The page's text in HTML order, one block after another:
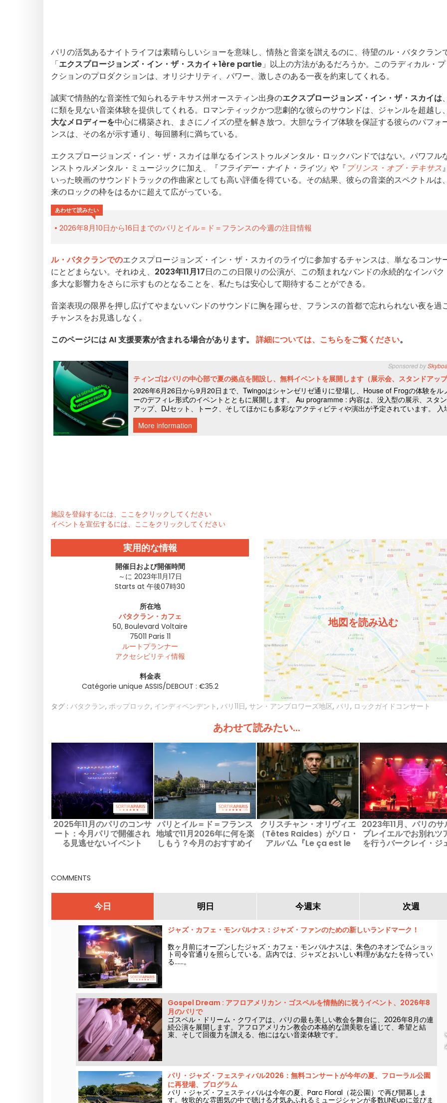
パリの活気あるナイトライフは素晴らしいショーを意味し、情熱と音楽を讃えるのに、待望のル・バタクラン
「エクスプロージョンズ・イン・ザ・スカイ＋1ère partie 」以上の方法があるだろうか。このラディカル・
クションのプロダクションは、オリジナリティ、パワー、激しさのある一夜を約束してくれる。
誠実で情熱的な音楽性で知られるテキサス州オースティン出身のエクスプロージョンズ・イン・ザ・スカイは
に類を見ない音楽体験を提供してくれる。ロマンティックかつ悲劇的な彼らのサウンドは、ジャンルを超越し
大なメロディーを中心に構築され、まさにノイズの壁を解き放つ。大胆なライブ体験を保証する彼らのパフォ
ンスは、その名が示す通り、毎回勝利に満ちている。
エクスプロージョンズ・イン・ザ・スカイは単なるインストゥルメンタル・ロックバンドではない。パワフル
ンストゥルメンタル・ミュージックに加え、『 フライデー・ナイト・ライツ』 や『プリンス・オブ・テキサス
いった映画のサウンドトラックの作曲家としても高い評価を得ている。その結果、彼らの音楽的スペクトルは
来のロックの枠をはるかに超えて広がっている。
あわせて読みたい
2026年8月10日から16日までのパリとイル＝ド＝フランスの今週の注目情報
ル・バタクランでのエクスプロージョンズ・イン・ザ・スカイのライヴに参加するチャンスは、単なるコンサ
にとどまらない。それゆえ、 2023年11月17日のこの日限りの公演が、この類まれなバンドの永続的なインパク
多大な影響力をさらに示すものとなることを、私たちは安心して期待することができる。
音楽表現の限界を押し広げてやまないバンドのサウンドに胸を躍らせ、フランスの首都で忘れられない夜を過
チャンスをお見逃しなく。
このページには AI 支援要素が含まれる場合があります。 詳細については、こちらをご覧ください。
施設を登録するには、ここをクリックしてください
イベントを宣伝するには、ここをクリックしてください
実用的な情報
開催日および開催時間
～に 2023年11月17日
Starts at 午後07時30
所在地
バタクラン・カフェ
50, Boulevard Voltaire
75011 Paris 11
ルートプランナー
アクセシビリティ情報
料金表
Catégorie unique ASSIS/DEBOUT : €35.2
地図を読み込む
タグ : バタクラン, ポップロック, インディペンデント, パリ11日, サン・アンブロワーズ地区, パリ, ロックガイドコンサート
あわせて読みたい...
2025年11月のパリのコンサ
ート：今月パリで開催され
る見逃せないイベント
パリとイル＝ド＝フランス
地域で11月2026年に何を楽
しもう？今月のおすすめイ
クリスチャン・オリヴィエ
（Têtes Raides）がソロ・
アルバム『Le ça est le
2023年11月、パリのサ
プレイエルでお別れツ
を行うバークレイ・ジ
COMMENTS
今日 明日 今週末 次週
ジャズ・カフェ・モンパルナス：ジャズ・ファンのための新しいランドマーク！
数ヶ月前にオープンしたジャズ・カフェ・モンパルナスは、朱色のネオンでムショッ
ト司令官通りを照らしている。店内では、ジャズとおいしい料理があなたを待ってい
る......。
Gospel Dream : アフロアメリカン・ゴスペルを情熱的に祝うイベント、2026年8
月のパリで
ゴスペル・ドリーム・クワイアは、パリの最も美しい教会を舞台に、2026年8月の連
続公演を展開します。アフロアメリカン教会の本格的な讃美歌を通じて、希望と結
束、そして回復力を讃える、他にはない音楽体験です。
パリ・ジャズ・フェスティバル2026：無料コンサートが今年の夏、フローラル公園
に再登場、プログラム
パリ・ジャズ・フェスティバルは今年の夏、Parc Floral（花公園）で再び開幕しま
す。牧歌的な雰囲気の中で聴ける才気あふれるミュージシャンが多数LINEupに並びま